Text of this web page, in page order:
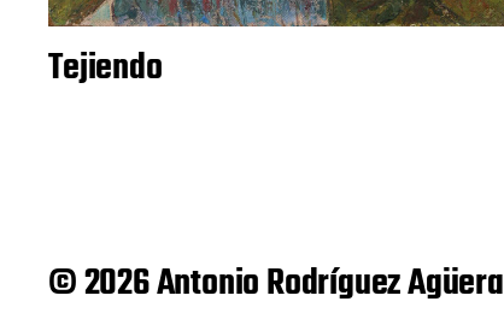
Tejiendo
© 2026 Antonio Rodríguez Agüera